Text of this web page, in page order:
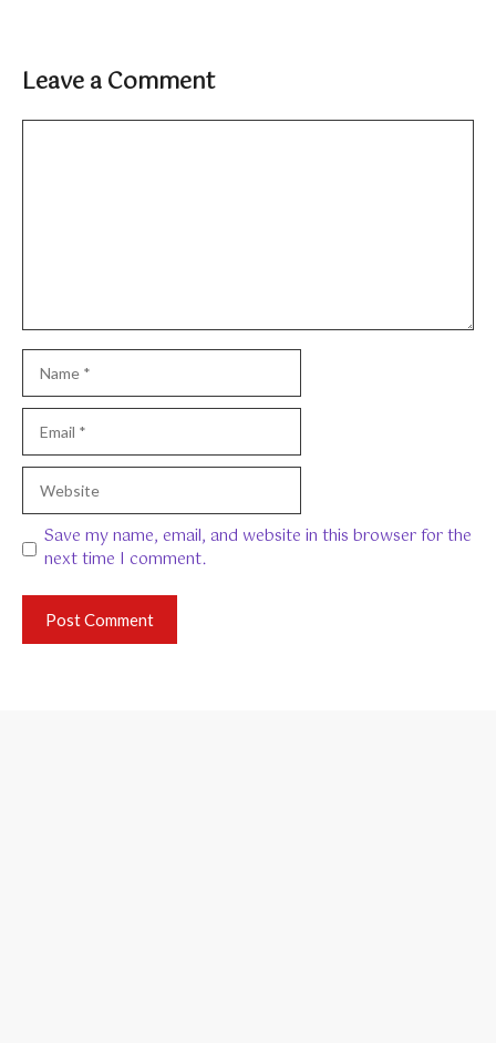
Leave a Comment
Comment
Name
Email
Website
Save my name, email, and website in this browser for the
next time I comment.